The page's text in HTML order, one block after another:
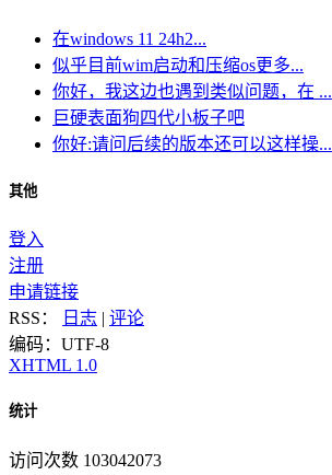
在windows 11 24h2...
似乎目前wim启动和压缩os更多...
你好，我这边也遇到类似问题，在 ...
巨硬表面狗四代小板子吧
你好:请问后续的版本还可以这样操...
其他
登入
注册
申请链接
RSS：
日志 | 评论
编码：UTF-8
XHTML 1.0
统计
访问次数 103042073